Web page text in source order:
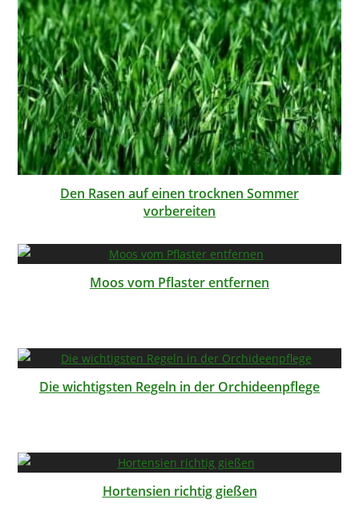
Den Rasen auf einen trocknen Sommer
vorbereiten
Moos vom Pflaster entfernen
Die wichtigsten Regeln in der Orchideenpflege
Hortensien richtig gießen